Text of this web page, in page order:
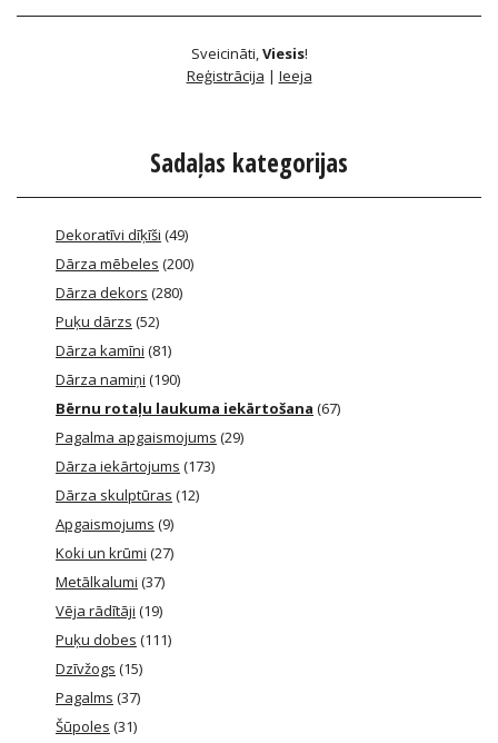
Sveicināti,Viesis!
Reģistrācija | Ieeja
Sadaļas kategorijas
Dekoratīvi dīķīši (49)
Dārza mēbeles (200)
Dārza dekors (280)
Puķu dārzs (52)
Dārza kamīni (81)
Dārza namiņi (190)
Bērnu rotaļu laukuma iekārtošana (67)
Pagalma apgaismojums (29)
Dārza iekārtojums (173)
Dārza skulptūras (12)
Apgaismojums (9)
Koki un krūmi (27)
Metālkalumi (37)
Vēja rādītāji (19)
Puķu dobes (111)
Dzīvžogs (15)
Pagalms (37)
Šūpoles (31)